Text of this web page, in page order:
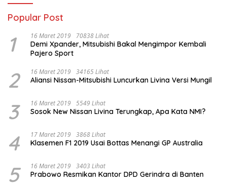
Popular Post
1 16 Maret 2019 70838 Lihat
Demi Xpander, Mitsubishi Bakal Mengimpor Kembali
Pajero Sport
2 16 Maret 2019 34165 Lihat
Aliansi Nissan-Mitsubishi Luncurkan Livina Versi Mungil
3 16 Maret 2019 5549 Lihat
Sosok New Nissan Livina Terungkap, Apa Kata NMI?
4 17 Maret 2019 3868 Lihat
Klasemen F1 2019 Usai Bottas Menangi GP Australia
5 16 Maret 2019 3403 Lihat
Prabowo Resmikan Kantor DPD Gerindra di Banten